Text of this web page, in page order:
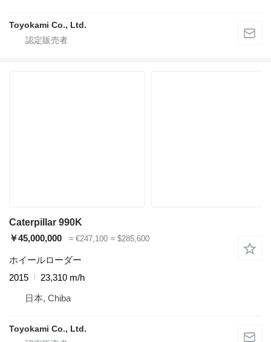
Toyokami Co., Ltd.
Caterpillar 990K
￥45,000,000
≈ €247,100 ≈ $285,600
ホイールローダー
2015
23,310 m/h
日本, Chiba
Toyokami Co., Ltd.